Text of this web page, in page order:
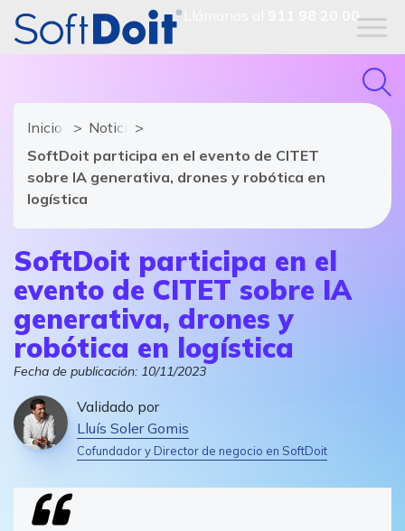
911 98 20 00
Inicio
Noticias de SoftDoit
SoftDoit participa en el evento de CITET
sobre IA generativa, drones y robótica en
logística
SoftDoit participa en el
evento de CITET sobre IA
generativa, drones y
robótica en logística
Fecha de publicación: 10/11/2023
Validado por
Lluís Soler Gomis
Cofundador y Director de negocio en SoftDoit